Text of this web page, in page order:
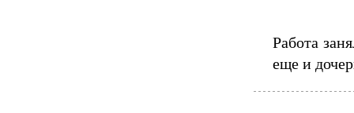
Работа
еще и